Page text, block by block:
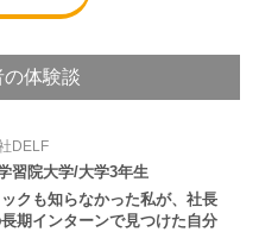
体験談
DELF
習院大学/大学3年生
クも知らなかった私が、社長
期インターンで見つけた自分